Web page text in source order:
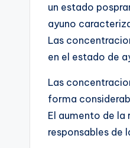
un estado
ayuno
Las
en el estado de
Las
forma
El aumento de la
responsables de